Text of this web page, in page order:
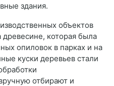
здания.
объектов
которая была
опиловок в парках и на
куски деревьев стали
отбирают и